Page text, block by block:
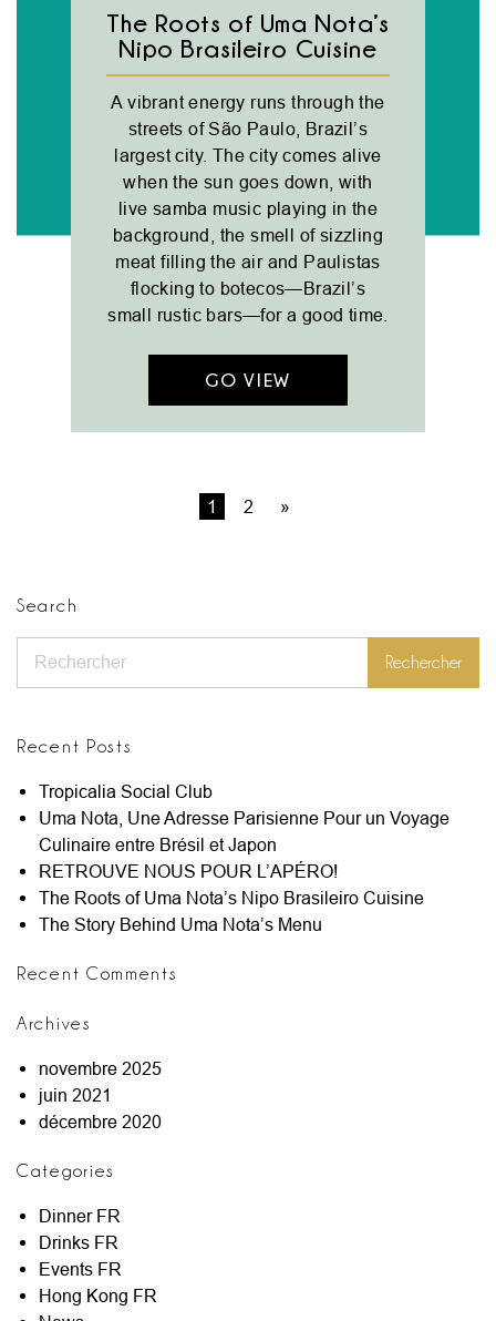
The Roots of Uma Nota’s
Nipo Brasileiro Cuisine
A vibrant energy runs through the
streets of São Paulo, Brazil’s
largest city. The city comes alive
when the sun goes down, with
live samba music playing in the
background, the smell of sizzling
meat filling the air and Paulistas
flocking to botecos—Brazil’s
small rustic bars—for a good time.
GO VIEW
1 2 »
Search
Rechercher
Recent Posts
Tropicalia Social Club
Uma Nota, Une Adresse Parisienne Pour un Voyage
Culinaire entre Brésil et Japon
RETROUVE NOUS POUR L’APÉRO!
The Roots of Uma Nota’s Nipo Brasileiro Cuisine
The Story Behind Uma Nota’s Menu
Recent Comments
Archives
novembre 2025
juin 2021
décembre 2020
Categories
Dinner FR
Drinks FR
Events FR
Hong Kong FR